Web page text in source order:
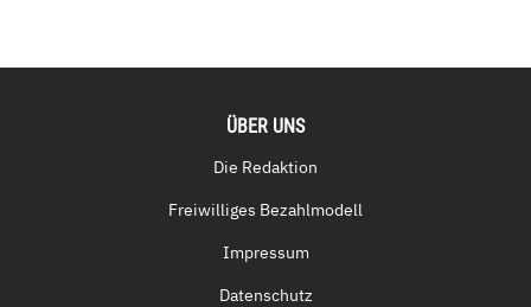
ÜBER UNS
Die Redaktion
Freiwilliges Bezahlmodell
Impressum
Datenschutz